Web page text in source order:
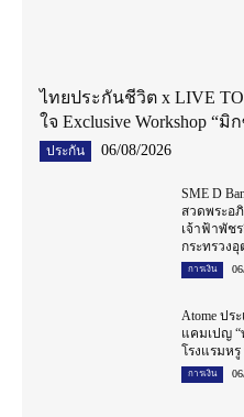
ไทยประกันชีวิต x LIVE
ใจ Exclusive Workshop
ประกัน 06/08/2026
SME D
สวดพระอ
เจ้าฟ้าพัช
กระทรวง
การเงิน
Atome ปร
แคมเปญ
โรงแรมห
การเงิน